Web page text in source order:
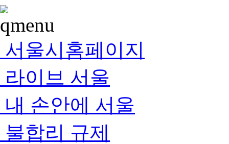
서울시홈페이지
라이브 서울
내 손안에 서울
불합리 규제